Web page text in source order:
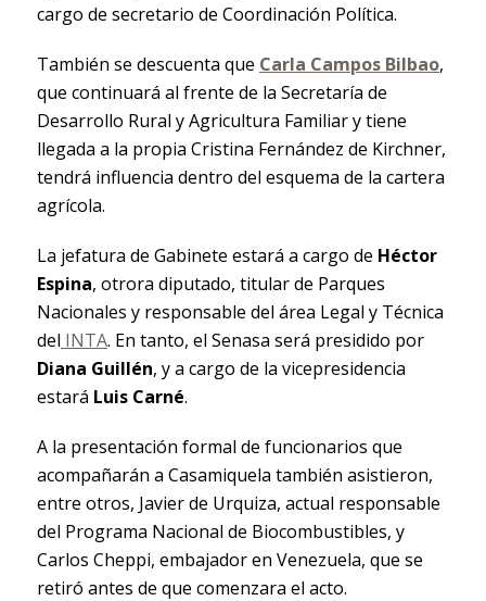
cargo de secretario de Coordinación Política.
También se descuenta que Carla Campos Bilbao,
que continuará al frente de la Secretaría de
Desarrollo Rural y Agricultura Familiar y tiene
llegada a la propia Cristina Fernández de Kirchner,
tendrá influencia dentro del esquema de la cartera
agrícola.
La jefatura de Gabinete estará a cargo de Héctor
Espina, otrora diputado, titular de Parques
Nacionales y responsable del área Legal y Técnica
del INTA. En tanto, el Senasa será presidido por
Diana Guillén, y a cargo de la vicepresidencia
estará Luis Carné.
A la presentación formal de funcionarios que
acompañarán a Casamiquela también asistieron,
entre otros, Javier de Urquiza, actual responsable
del Programa Nacional de Biocombustibles, y
Carlos Cheppi, embajador en Venezuela, que se
retiró antes de que comenzara el acto.